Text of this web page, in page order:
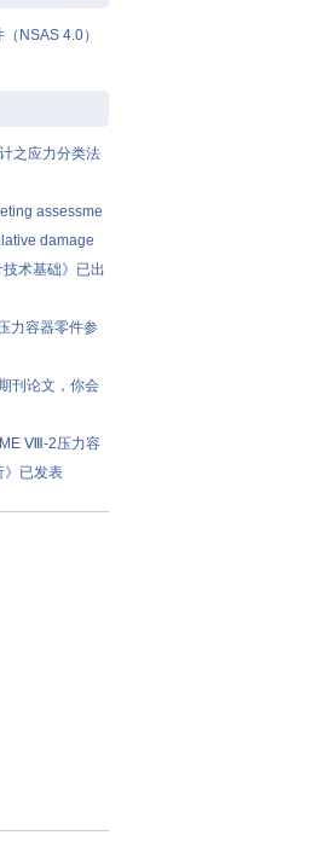
NSAS 4.0）
之应力分类法
assessme
damage
技术基础》已出
力容器零件参
刊论文，你会
Ⅷ-2压力容
》已发表